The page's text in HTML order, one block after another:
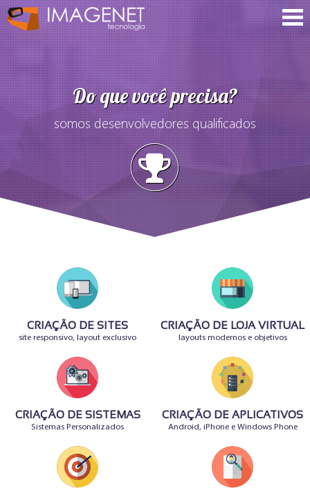
Do que você precisa?
somos desenvolvedores qualificados
CRIAÇÃO DE SITES
site responsivo, layout exclusivo
CRIAÇÃO DE LOJA VIRTUAL
layouts modernos e objetivos
CRIAÇÃO DE SISTEMAS
Sistemas Personalizados
CRIAÇÃO DE APLICATIVOS
Android, iPhone e Windows Phone